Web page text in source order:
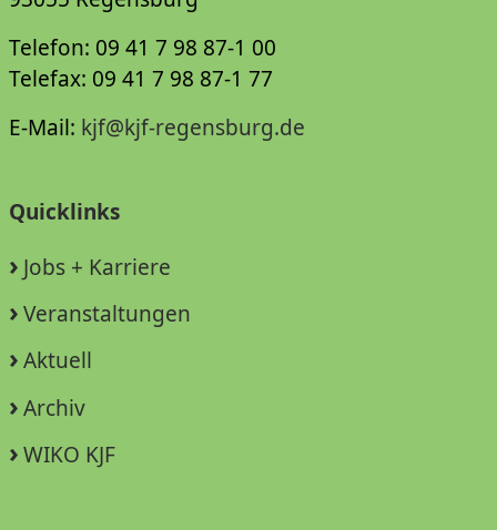
Telefon: 09 41 7 98 87-1 00
Telefax: 09 41 7 98 87-1 77
E-Mail: kjf@kjf-regensburg.de
Quicklinks
Jobs + Karriere
Veranstaltungen
Aktuell
Archiv
WIKO KJF